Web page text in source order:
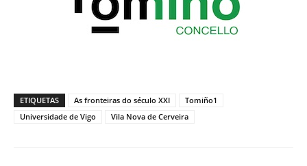
ETIQUETAS As fronteiras do século XXI
Tomiño1
Universidade de Vigo
Vila Nova de Cerveira